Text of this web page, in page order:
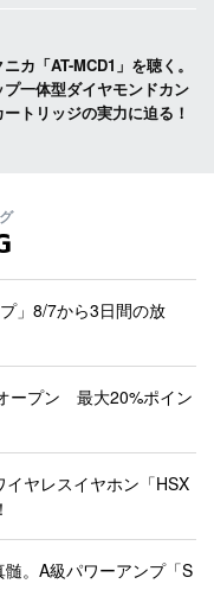
カ「AT-MCD1」を聴く。
プ一体型ダイヤモンドカン
トリッジの実力に迫る！
」8/7から3日間の放
ープン 最大20%ポイン
ヤレスイヤホン「HSX
髄。A級パワーアンプ「S